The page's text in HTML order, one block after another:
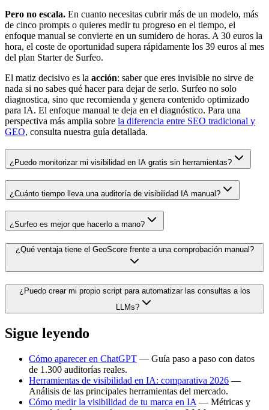
Pero no escala. En cuanto necesitas cubrir más de un modelo, más
de cinco prompts o quieres medir tu progreso en el tiempo, el
enfoque manual se convierte en un sumidero de horas. A 30 euros la
hora, el coste de oportunidad supera rápidamente los 39 euros al mes
del plan Starter de Surfeo.
El matiz decisivo es la acción: saber que eres invisible no sirve de
nada si no sabes qué hacer para dejar de serlo. Surfeo no solo
diagnostica, sino que recomienda y genera contenido optimizado
para IA. El enfoque manual te deja en el diagnóstico. Para una
perspectiva más amplia sobre la diferencia entre SEO tradicional y
GEO, consulta nuestra guía detallada.
¿Puedo monitorizar mi visibilidad en IA gratis sin herramientas?
¿Cuánto tiempo lleva una auditoría de visibilidad IA manual?
¿Surfeo es mejor que hacerlo a mano?
¿Qué ventaja tiene el GeoScore frente a una comprobación manual?
¿Puedo crear mi propio script para automatizar las consultas a los
LLMs?
Sigue leyendo
Cómo aparecer en ChatGPT — Guía paso a paso con datos
de 1.300 auditorías reales.
Herramientas de visibilidad en IA: comparativa 2026 —
Análisis de las principales herramientas del mercado.
Cómo medir la visibilidad de tu marca en IA — Métricas y